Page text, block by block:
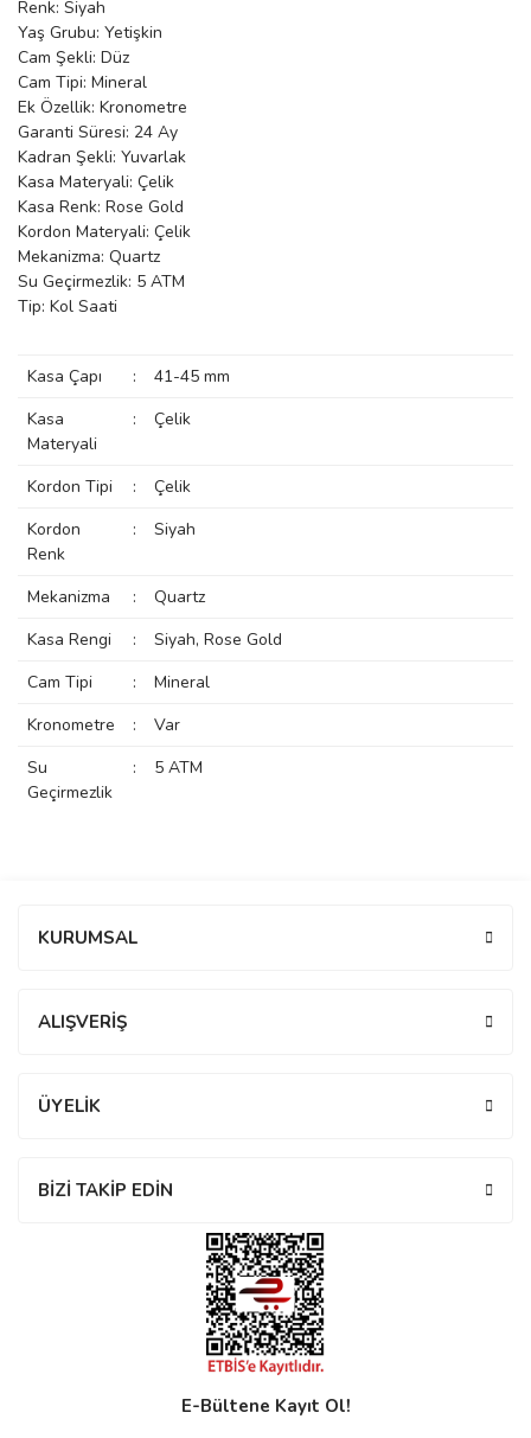
Renk: Siyah
Yaş Grubu: Yetişkin
Cam Şekli: Düz
Cam Tipi: Mineral
Ek Özellik: Kronometre
Garanti Süresi: 24 Ay
Kadran Şekli: Yuvarlak
Kasa Materyali: Çelik
Kasa Renk: Rose Gold
Kordon Materyali: Çelik
Mekanizma: Quartz
Su Geçirmezlik: 5 ATM
Tip: Kol Saati
Kasa Çapı :
41-45 mm
Kasa
Materyali
: Çelik
Kordon Tipi :
Çelik
Kordon
Renk
: Siyah
Mekanizma :
Quartz
Kasa Rengi
:
Siyah, Rose Gold
Cam Tipi
:
Mineral
Kronometre
:
Var
Su
Geçirmezlik
: 5 ATM
KURUMSAL
ALIŞVERİŞ
ÜYELİK
BİZİ TAKİP EDİN
E-Bültene Kayıt Ol!